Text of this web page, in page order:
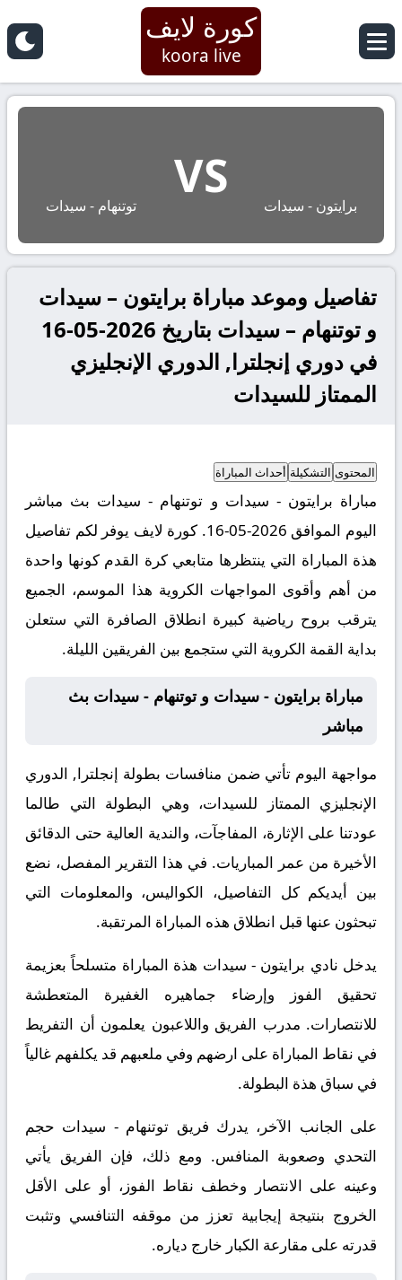
كورة لايف
koora live
برايتون - سيدات
VS
توتنهام - سيدات
تفاصيل وموعد مباراة برايتون – سيدات
و توتنهام – سيدات بتاريخ 2026-05-16
في دوري إنجلترا, الدوري الإنجليزي
الممتاز للسيدات
المحتوى التشكيلة أحداث المباراة
مباراة برايتون - سيدات و توتنهام - سيدات بث مباشر
اليوم الموافق 2026-05-16. كورة لايف يوفر لكم تفاصيل
هذة المباراة التي ينتظرها متابعي كرة القدم كونها واحدة
من أهم وأقوى المواجهات الكروية هذا الموسم، الجميع
يترقب بروح رياضية كبيرة انطلاق الصافرة التي ستعلن
بداية القمة الكروية التي ستجمع بين الفريقين الليلة.
مباراة برايتون - سيدات و توتنهام - سيدات بث
مباشر
مواجهة اليوم تأتي ضمن منافسات بطولة إنجلترا, الدوري
الإنجليزي الممتاز للسيدات، وهي البطولة التي طالما
عودتنا على الإثارة، المفاجآت، والندية العالية حتى الدقائق
الأخيرة من عمر المباريات. في هذا التقرير المفصل، نضع
بين أيديكم كل التفاصيل، الكواليس، والمعلومات التي
تبحثون عنها قبل انطلاق هذه المباراة المرتقبة.
يدخل نادي برايتون - سيدات هذة المباراة متسلحاً بعزيمة
تحقيق الفوز وإرضاء جماهيره الغفيرة المتعطشة
للانتصارات. مدرب الفريق واللاعبون يعلمون أن التفريط
في نقاط المباراة على ارضهم وفي ملعبهم قد يكلفهم غالياً
في سباق هذة البطولة.
على الجانب الآخر، يدرك فريق توتنهام - سيدات حجم
التحدي وصعوبة المنافس. ومع ذلك، فإن الفريق يأتي
وعينه على الانتصار وخطف نقاط الفوز، أو على الأقل
الخروج بنتيجة إيجابية تعزز من موقفه التنافسي وتثبت
قدرته على مقارعة الكبار خارج دياره.